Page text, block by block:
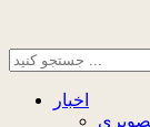
اخبار